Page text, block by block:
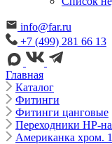
info@far.ru
+7 (499) 281 66 13
Главная
Каталог
Фитинги
Фитинги цанговые
Переходники НР-
Американка хром.